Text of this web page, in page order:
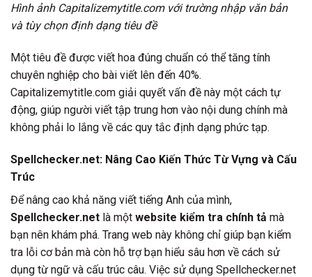
Hình ảnh Capitalizemytitle.com với trường nhập văn bản
và tùy chọn định dạng tiêu đề
Một tiêu đề được viết hoa đúng chuẩn có thể tăng tính
chuyên nghiệp cho bài viết lên đến 40%.
Capitalizemytitle.com giải quyết vấn đề này một cách tự
động, giúp người viết tập trung hơn vào nội dung chính mà
không phải lo lắng về các quy tắc định dạng phức tạp.
Spellchecker.net: Nâng Cao Kiến Thức Từ Vựng và Cấu
Trúc
Để nâng cao khả năng viết tiếng Anh của mình,
Spellchecker.net là một website kiểm tra chính tả mà
bạn nên khám phá. Trang web này không chỉ giúp bạn kiểm
tra lỗi cơ bản mà còn hỗ trợ bạn hiểu sâu hơn về cách sử
dụng từ ngữ và cấu trúc câu. Việc sử dụng Spellchecker.net